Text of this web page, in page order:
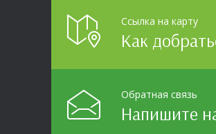
Ссылка на карту
Как
Обратная связь
Напишите